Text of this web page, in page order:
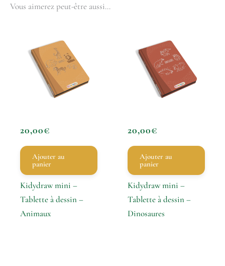
Vous aimerez peut-être aussi…
20,00€
Ajouter au
panier
Kidydraw mini –
Tablette à dessin –
Animaux
20,00€
Ajouter au
panier
Kidydraw mini –
Tablette à dessin –
Dinosaures